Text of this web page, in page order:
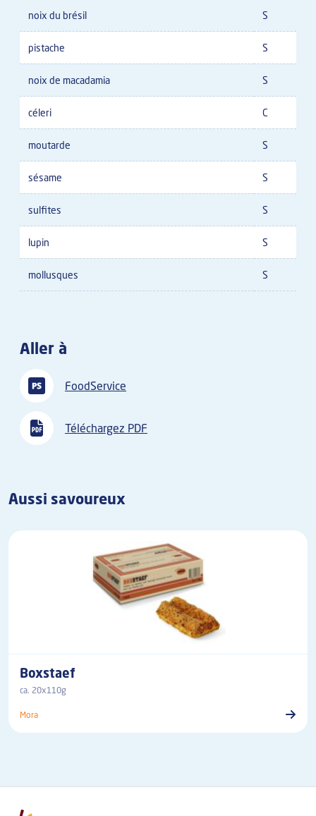
noix du brésil S
pistache S
noix de macadamia S
céleri C
moutarde S
sésame S
sulfites S
lupin S
mollusques S
Aller à
FoodService
Téléchargez PDF
Aussi savoureux
Boxstaef
ca. 20x110g
Mora